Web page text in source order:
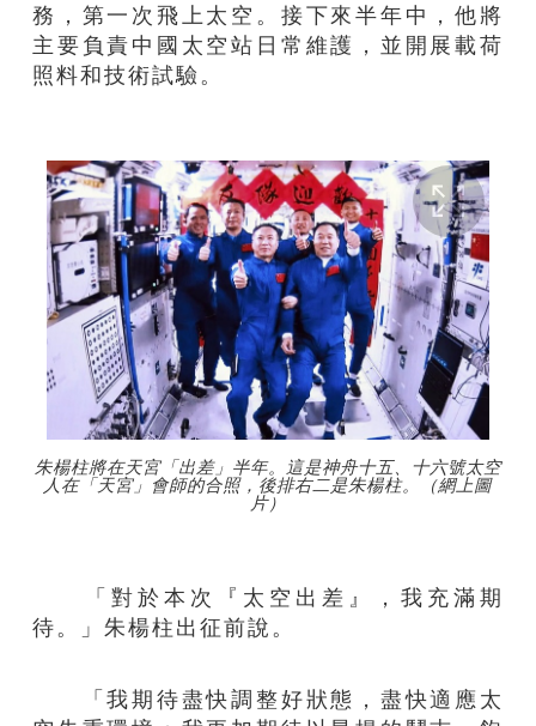
務，第一次飛上太空。接下來半年中，他將
主要負責中國太空站日常維護，並開展載荷
照料和技術試驗。
朱楊柱將在天宮「出差」半年。這是神舟十五、十六號太空
人在「天宮」會師的合照，後排右二是朱楊柱。（網上圖
片）
「對於本次『太空出差』，我充滿期
待。」朱楊柱出征前說。
「我期待盡快調整好狀態，盡快適應太